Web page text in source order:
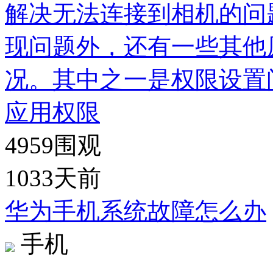
解决无法连接到相机的
现问题外，还有一些其
况。其中之一是权限设
应用权限
4959围观
1033天前
华为手机系统故障怎么办
手机